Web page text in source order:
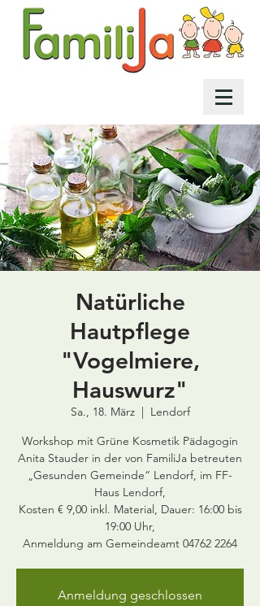
Natürliche
Hautpflege
"Vogelmiere,
Hauswurz"
Sa., 18. März
  |
Lendorf
Workshop mit Grüne Kosmetik Pädagogin
Anita Stauder in der von FamiliJa betreuten
„Gesunden Gemeinde“ Lendorf, im FF-
Haus Lendorf,
Kosten € 9,00 inkl. Material, Dauer: 16:00 bis
19:00 Uhr,
Anmeldung am Gemeindeamt 04762 2264
Anmeldung geschlossen